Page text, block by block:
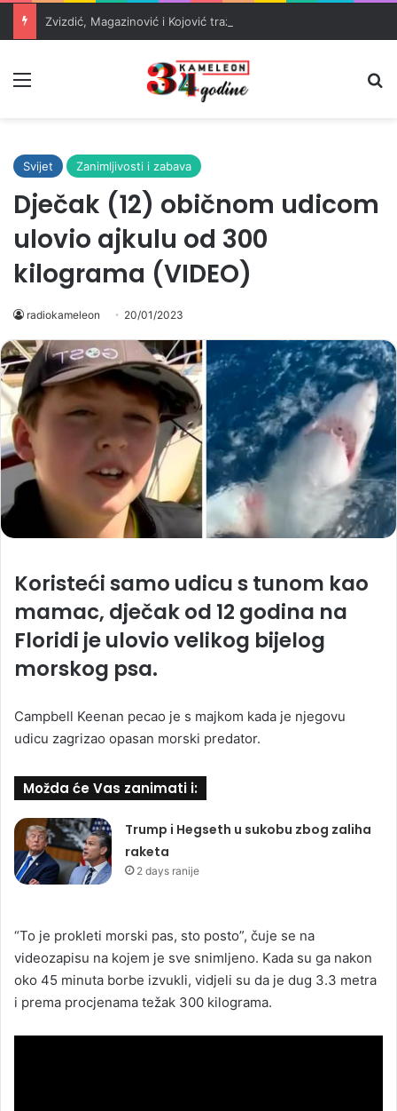
Svijet Zanimljivosti i zabava
Dječak (12) običnom udicom
ulovio ajkulu od 300
kilograma (VIDEO)
radiokameleon 20/01/2023
Koristeći samo udicu s tunom kao
mamac, dječak od 12 godina na
Floridi je ulovio velikog bijelog
morskog psa.
Campbell Keenan pecao je s majkom kada je njegovu
udicu zagrizao opasan morski predator.
Možda će Vas zanimati i:
Trump i Hegseth u sukobu zbog zaliha
raketa
2 days ranije
“To je prokleti morski pas, sto posto”, čuje se na
videozapisu na kojem je sve snimljeno. Kada su ga nakon
oko 45 minuta borbe izvukli, vidjeli su da je dug 3.3 metra
i prema procjenama težak 300 kilograma.